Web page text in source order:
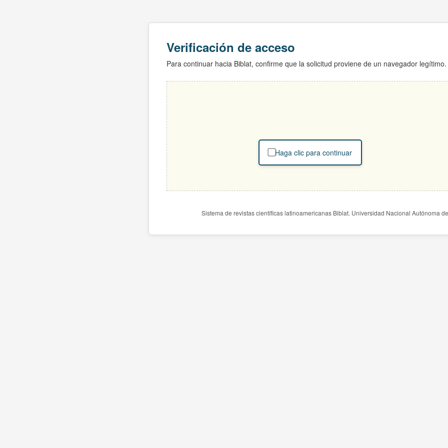
Verificación de acceso
Para continuar hacia Biblat, confirme que la solicitud proviene de un navegador legítimo.
Haga clic para continuar
Sistema de revistas científicas latinoamericanas Biblat. Universidad Nacional Autónoma